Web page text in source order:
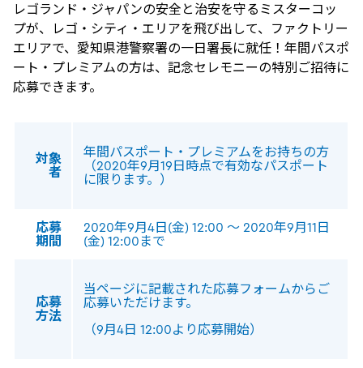
レゴランド・ジャパンの安全と治安を守るミスターコッ
プが、レゴ・シティ・エリアを飛び出して、ファクトリー
エリアで、愛知県港警察署の一日署長に就任！年間パスポ
ート・プレミアムの方は、記念セレモニーの特別ご招待に
応募できます。
対象
者
年間パスポート・プレミアムをお持ちの方
（2020年9月19日時点で有効なパスポート
に限ります。）
応募
期間
2020年9月4日(金) 12:00 ～ 2020年9月11日
(金) 12:00まで
応募
方法
当ページに記載された応募フォームからご
応募いただけます。
（9月4日 12:00より応募開始）